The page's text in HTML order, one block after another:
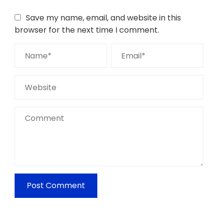
Save my name, email, and website in this
browser for the next time I comment.